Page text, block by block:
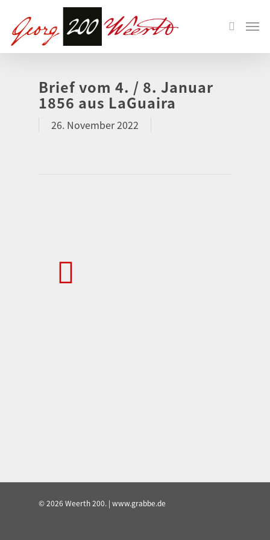
Brief vom 4. / 8. Januar
1856 aus LaGuaira
26. November 2022
© 2026 Weerth 200. | www.grabbe.de